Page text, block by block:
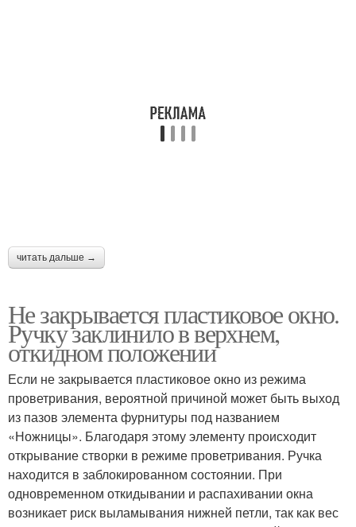
читать дальше →
Не закрывается пластиковое окно.
Ручку заклинило в верхнем,
откидном положении
Если не закрывается пластиковое окно из режима
проветривания, вероятной причиной может быть выход
из пазов элемента фурнитуры под названием
«Ножницы». Благодаря этому элементу происходит
открывание створки в режиме проветривания. Ручка
находится в заблокированном состоянии. При
одновременном откидывании и распахивании окна
возникает риск выламывания нижней петли, так как вес